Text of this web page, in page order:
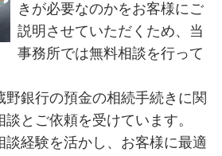
きが必要なのかをお客様にご
説明させていただくため、当
事務所では無料相談を行って
野銀行の預金の相続手続きに関
とご依頼を受けています。
談経験を活かし、お客様に最適